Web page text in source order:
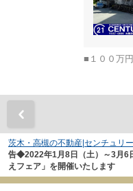
茨木・高槻の不動産|センチュリ
告◆2022年1月8日（土）～3月6
えフェア」を開催いたします